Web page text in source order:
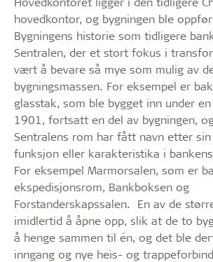
hovedkontor, og bygningen ble
Bygningens historie som tidligere
Sentralen, der et stort fokus i
vært å bevare så mye som mulig av
bygningsmassen. For eksempel er
glasstak, som ble bygget inn under
1901, fortsatt en del av bygningen,
Sentralens rom har fått navn etter
funksjon eller karakteristika i
For eksempel Marmorsalen, som er
ekspedisjonsrom, Bankboksen og
Forstanderskapssalen. En av de
imidlertid å åpne opp, slik at de to
å henge sammen til én, og det ble
inngang og nye heis- og